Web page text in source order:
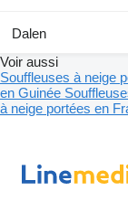
Dalen
Voir aussi
Souffleuses à neige
en Guinée
à neige portées en